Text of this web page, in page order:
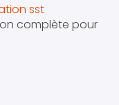
sst
complète pour